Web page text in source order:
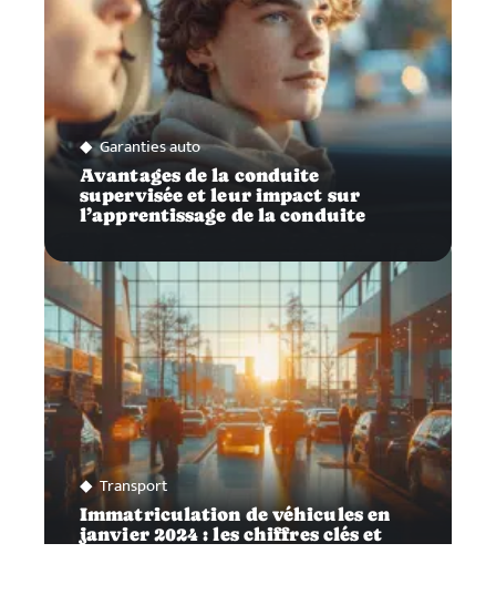
Garanties auto
Avantages de la conduite
supervisée et leur impact sur
l’apprentissage de la conduite
Transport
Immatriculation de véhicules en
janvier 2024 : les chiffres clés et